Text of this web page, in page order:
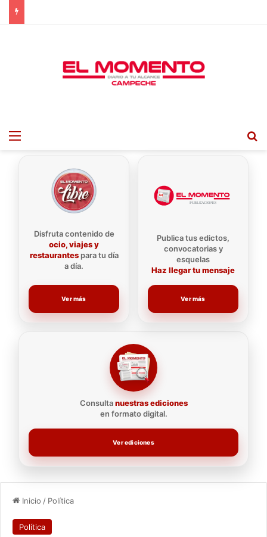
Menu
Disfruta contenido de
ocio, viajes y
restaurantespara tu día
a día.
Ver más
Consultanuestras ediciones
en formato digital.
Ver ediciones
Publica tus edictos,
convocatorias y
esquelas
Haz llegar tu mensaje
Ver más
Inicio / Política
Política